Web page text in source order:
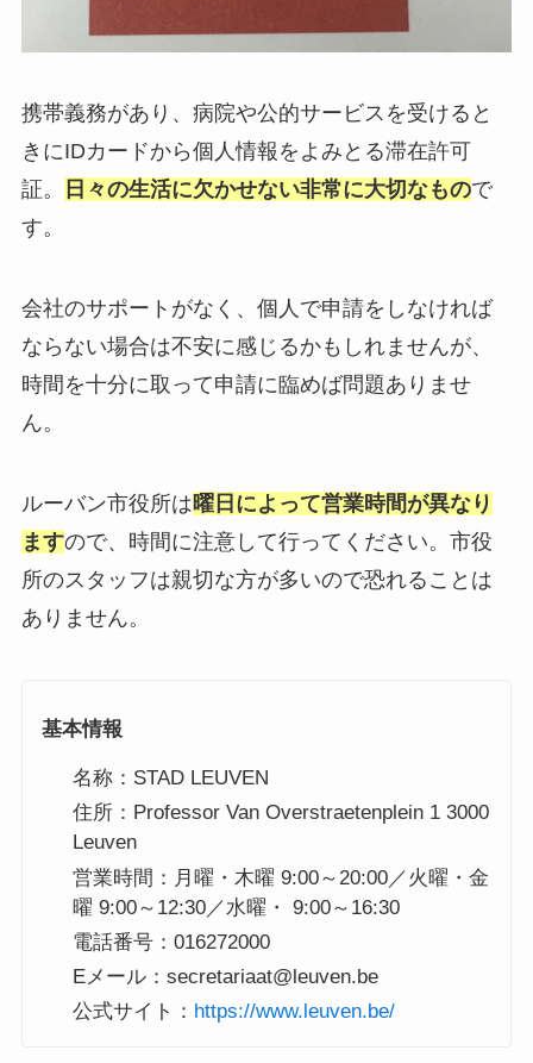
携帯義務があり、病院や公的サービスを受けると
きにIDカードから個人情報をよみとる滞在許可
証。
日々の生活に欠かせない非常に大切なもので
す。
会社のサポートがなく、個人で申請をしなければ
ならない場合は不安に感じるかもしれませんが、
時間を十分に取って申請に臨めば問題ありませ
ん。
ルーバン市役所は曜日によって営業時間が異なり
ますので、時間に注意して行ってください。市役
所のスタッフは親切な方が多いので恐れることは
ありません。
基本情報
名称：STAD LEUVEN
住所：Professor Van Overstraetenplein 1 3000
Leuven
営業時間：月曜・木曜 9:00～20:00／火曜・金
曜 9:00～12:30／水曜・ 9:00～16:30
電話番号：016272000
Eメール：secretariaat@leuven.be
公式サイト： https://www.leuven.be/